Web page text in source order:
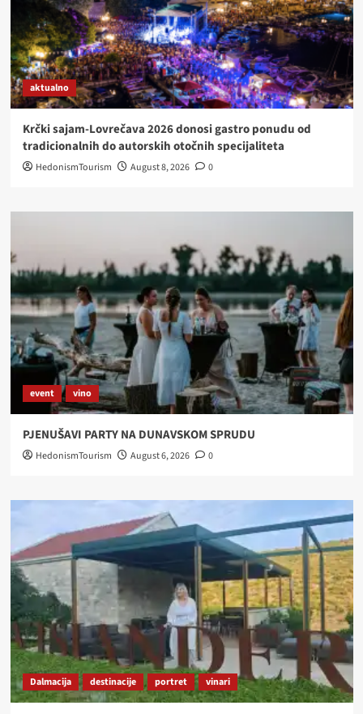
aktualno
Krčki sajam-Lovrečava 2026 donosi gastro ponudu od
tradicionalnih do autorskih otočnih specijaliteta
HedonismTourism August 8, 2026 0
event vino
PJENUŠAVI PARTY NA DUNAVSKOM SPRUDU
HedonismTourism August 6, 2026 0
Dalmacija destinacije portret vinari